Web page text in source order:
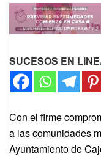
SUCESOS EN
Con el firme
a las comunidades
Ayuntamiento de